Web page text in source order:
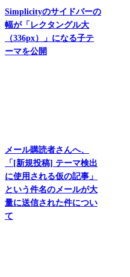
Simplicityのサイドバーの
幅が「レクタングル大
（336px）」になる子テ
ーマを公開
メール購読者さんへ、
「[新規投稿] テーマ検出
に使用される仮の記事」
という件名のメールが大
量に送信された件につい
て